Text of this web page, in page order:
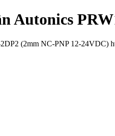
Autonics
(2mm NC-PNP 12-24VDC)